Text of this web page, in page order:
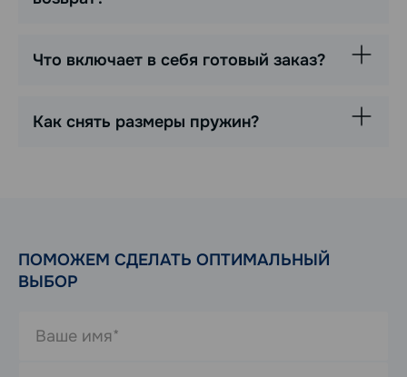
Что включает в себя готовый заказ?
Как снять размеры пружин?
ПОМОЖЕМ СДЕЛАТЬ ОПТИМАЛЬНЫЙ
ВЫБОР